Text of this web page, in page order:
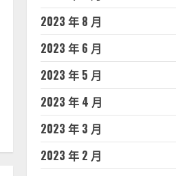
2023 年 8 月
2023 年 6 月
2023 年 5 月
2023 年 4 月
2023 年 3 月
2023 年 2 月